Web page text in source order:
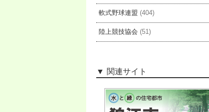
軟式野球連盟 (404)
陸上競技協会 (51)
関連サイト